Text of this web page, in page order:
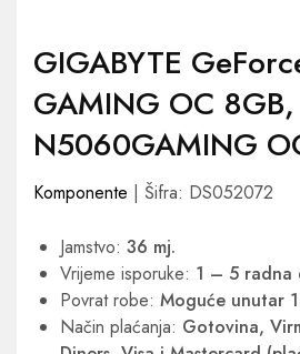
GIGABYTE
GAMING OC
N5060GAMING
Komponente | Šifra: DS052072
Jamstvo: 36 mj.
Vrijeme isporuke: 1 – 5 radna
Povrat robe: Moguće unutar
Način plaćanja: Gotovina,